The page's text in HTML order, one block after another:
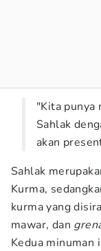
"Kita punya
Sahlak
akan
Sahlak
Kurma,
kurma yang
mawar, dan
Kedua minuman